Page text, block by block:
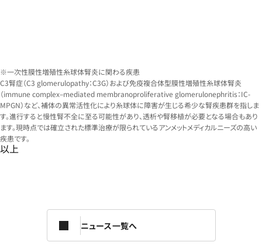
※一次性膜性増殖性糸球体腎炎に関わる疾患
C3腎症（C3 glomerulopathy：C3G）および免疫複合体型膜性増殖性糸球体腎炎
（immune complex–mediated membranoproliferative glomerulonephritis：IC-
MPGN）など、補体の異常活性化により糸球体に障害が生じる希少な腎疾患群を指しま
す。進行すると慢性腎不全に至る可能性があり、透析や腎移植が必要となる場合もあり
ます。現時点では確立された標準治療が限られているアンメットメディカルニーズの高い
疾患です。
以上
ニュース一覧へ